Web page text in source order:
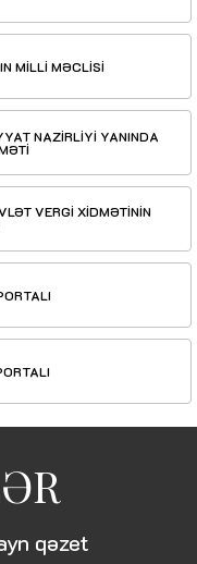
MİLLİ MƏCLİSİ
NAZİRLİYİ YANINDA
VERGİ XİDMƏTİNİN
qəzet